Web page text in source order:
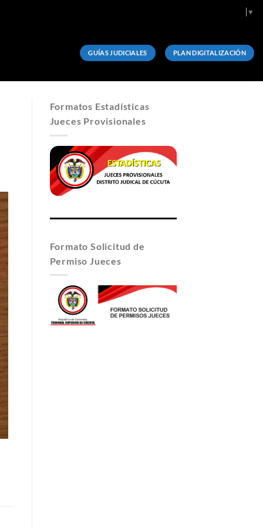
▼
GUÍAS JUDICIALES PLAN DIGITALIZACIÓN
Formatos Estadísticas
Jueces Provisionales
Formato Solicitud de
Permiso Jueces